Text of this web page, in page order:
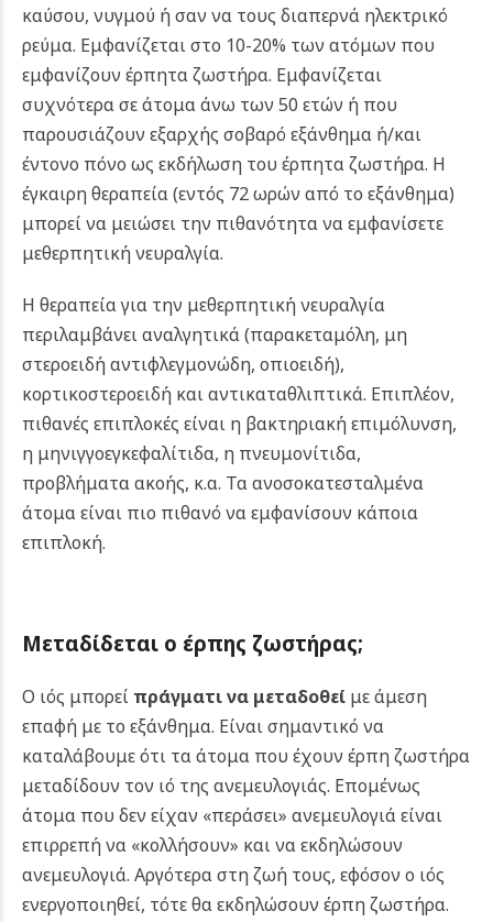
καύσου, νυγμού ή σαν να τους διαπερνά ηλεκτρικό
ρεύμα. Εμφανίζεται στο 10-20% των ατόμων που
εμφανίζουν έρπητα ζωστήρα. Εμφανίζεται
συχνότερα σε άτομα άνω των 50 ετών ή που
παρουσιάζουν εξαρχής σοβαρό εξάνθημα ή/και
έντονο πόνο ως εκδήλωση του έρπητα ζωστήρα. Η
έγκαιρη θεραπεία (εντός 72 ωρών από το εξάνθημα)
μπορεί να μειώσει την πιθανότητα να εμφανίσετε
μεθερπητική νευραλγία.
Η θεραπεία για την μεθερπητική νευραλγία
περιλαμβάνει αναλγητικά (παρακεταμόλη, μη
στεροειδή αντιφλεγμονώδη, οπιοειδή),
κορτικοστεροειδή και αντικαταθλιπτικά. Επιπλέον,
πιθανές επιπλοκές είναι η βακτηριακή επιμόλυνση,
η μηνιγγοεγκεφαλίτιδα, η πνευμονίτιδα,
προβλήματα ακοής, κ.α. Τα ανοσοκατεσταλμένα
άτομα είναι πιο πιθανό να εμφανίσουν κάποια
επιπλοκή.
Μεταδίδεται ο έρπης ζωστήρας;
Ο ιός μπορεί πράγματι να μεταδοθεί με άμεση
επαφή με το εξάνθημα. Είναι σημαντικό να
καταλάβουμε ότι τα άτομα που έχουν έρπη ζωστήρα
μεταδίδουν τον ιό της ανεμευλογιάς. Επομένως
άτομα που δεν είχαν «περάσει» ανεμευλογιά είναι
επιρρεπή να «κολλήσουν» και να εκδηλώσουν
ανεμευλογιά. Αργότερα στη ζωή τους, εφόσον ο ιός
ενεργοποιηθεί, τότε θα εκδηλώσουν έρπη ζωστήρα.